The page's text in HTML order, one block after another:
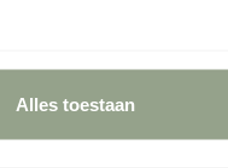
Alles toestaan